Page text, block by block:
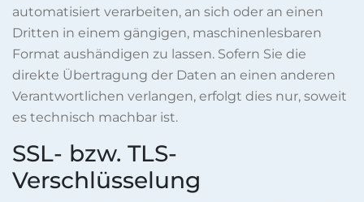
automatisiert verarbeiten, an sich oder an einen
Dritten in einem gängigen, maschinenlesbaren
Format aushändigen zu lassen. Sofern Sie die
direkte Übertragung der Daten an einen anderen
Verantwortlichen verlangen, erfolgt dies nur, soweit
es technisch machbar ist.
SSL- bzw. TLS-
Verschlüsselung